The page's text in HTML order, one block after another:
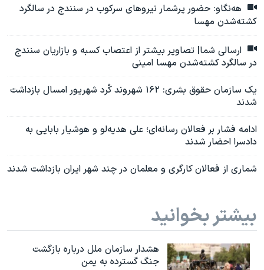
هه‌نگاو: حضور پرشمار نیروهای سرکوب در سنندج در سالگرد
کشته‌شدن مهسا
ارسالی شما| تصاویر بیشتر از اعتصاب کسبه و بازاریان سنندج
در سالگرد کشته‌شدن مهسا امینی
یک سازمان حقوق بشری: ۱۶۲ شهروند کُرد شهریور امسال بازداشت
شدند
ادامه فشار بر فعالان رسانه‌ای؛ علی هدیه‌لو و هوشیار بابایی به
دادسرا احضار شدند
شماری از فعالان کارگری و معلمان در چند شهر ایران بازداشت شدند
بیشتر بخوانید
هشدار سازمان ملل درباره بازگشت
جنگ گسترده به یمن